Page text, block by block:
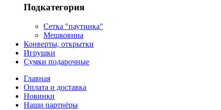
Подкатегория
Сетка "паутинка"
Мешковина
Конверты, открытки
Игрушки
Сумки подарочные
Главная
Оплата и доставка
Новинки
Наши партнёры